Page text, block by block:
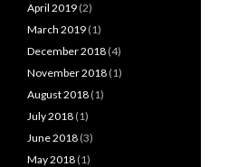
April 2019 (2)
March 2019 (1)
December 2018 (4)
November 2018 (1)
August 2018 (1)
July 2018 (1)
June 2018 (3)
May 2018 (1)